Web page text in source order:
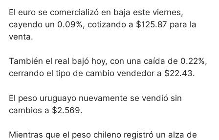
El euro se comercializó en baja este viernes,
cayendo un 0.09%, cotizando a $125.87 para la
venta.
También el real bajó hoy, con una caída de 0.22%,
cerrando el tipo de cambio vendedor a $22.43.
El peso uruguayo nuevamente se vendió sin
cambios a $2.569.
Mientras que el peso chileno registró un alza de